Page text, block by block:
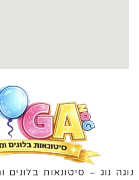
נוגה נוג – סיטונאות בלונים